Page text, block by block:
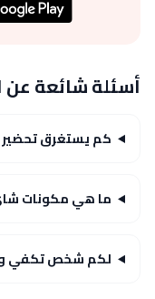
أسئلة شائعة
كم يستغرق تحضير
ما هي مكونات
لكم شخص تكفي